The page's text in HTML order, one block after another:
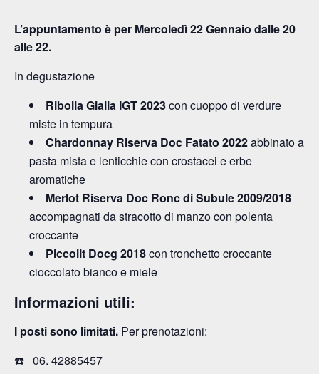
L’appuntamento è per Mercoledì 22 Gennaio dalle 20
alle 22.
In degustazione
Ribolla Gialla IGT 2023con cuoppo di verdure
miste in tempura
Chardonnay Riserva Doc Fatato 2022abbinato a
pasta mista e lenticchie con crostacei e erbe
aromatiche
Merlot Riserva Doc Ronc di Subule 2009/2018
accompagnati da stracotto di manzo con polenta
croccante
Piccolit Docg 2018con tronchetto croccante
cioccolato bianco e miele
Informazioni utili:
I posti sono limitati. Per prenotazioni:
☎️ 06. 42885457